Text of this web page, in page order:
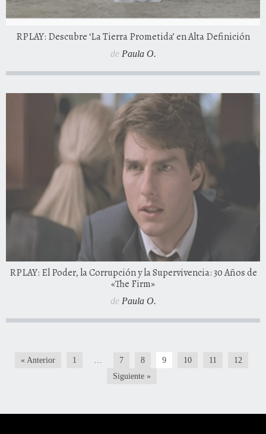
RPLAY: Descubre ‘La Tierra Prometida’ en Alta Definición
de Paula O.
RPLAY: El Poder, la Corrupción y la Supervivencia: 30 Años de
«The Firm»
de Paula O.
« Anterior 1 … 7 8 9 10 11
12
Siguiente »